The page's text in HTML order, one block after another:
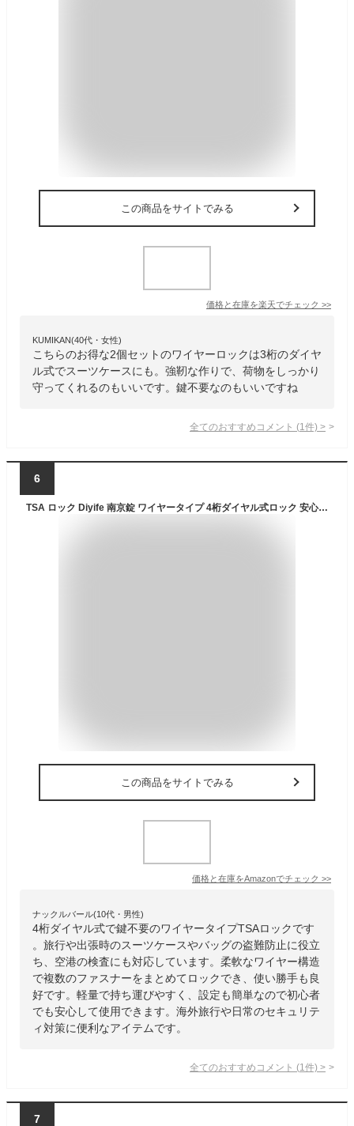
この商品をサイトでみる
価格と在庫を楽天でチェック >>
KUMIKAN(40代・女性)
こちらのお得な2個セットのワイヤーロックは3桁のダイヤ
ル式でスーツケースにも。強靭な作りで、荷物をしっかり
守ってくれるのもいいです。鍵不要なのもいいですね
全てのおすすめコメント (1 件) >
6
TSA ロック Diyife 南京錠 ワイヤータイプ 4桁ダイヤル式ロック 安心 旅行用 盗難防止 スーツケース 海外 旅行 空港 荷物スーツケース ジッパー袋 ハンドバッグ 空港 検査 (1個)
この商品をサイトでみる
価格と在庫をAmazonでチェック >>
ナックルバール(10代・男性)
4桁ダイヤル式で鍵不要のワイヤータイプTSAロックです
。旅行や出張時のスーツケースやバッグの盗難防止に役立
ち、空港の検査にも対応しています。柔軟なワイヤー構造
で複数のファスナーをまとめてロックでき、使い勝手も良
好です。軽量で持ち運びやすく、設定も簡単なので初心者
でも安心して使用できます。海外旅行や日常のセキュリテ
ィ対策に便利なアイテムです。
全てのおすすめコメント (1 件) >
7